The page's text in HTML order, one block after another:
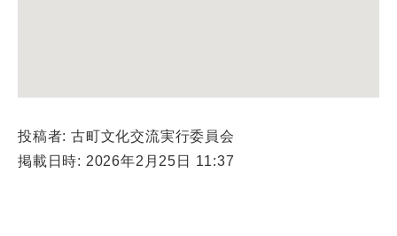
投稿者: 古町文化交流実行委員会
掲載日時: 2026年2月25日 11:37